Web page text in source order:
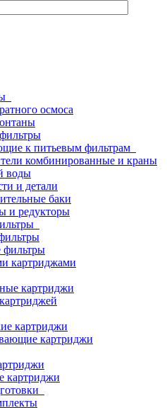
осмоса
к питьевым фильтрам
комбинированные и краны
воды
и детали
баки
и редукторы
картриджами
картриджи
картриджи
картриджи
картриджи